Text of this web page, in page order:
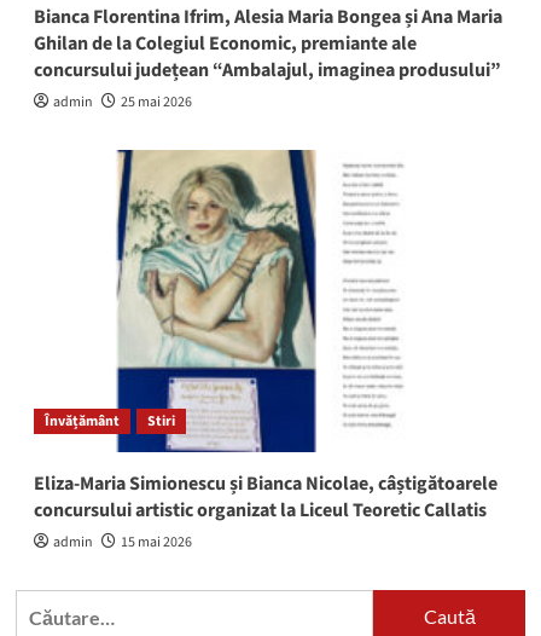
Bianca Florentina Ifrim, Alesia Maria Bongea și Ana Maria
Ghilan de la Colegiul Economic, premiante ale
concursului județean “Ambalajul, imaginea produsului”
admin 25 mai 2026
Învățământ Stiri
Eliza-Maria Simionescu și Bianca Nicolae, câștigătoarele
concursului artistic organizat la Liceul Teoretic Callatis
admin 15 mai 2026
Caută